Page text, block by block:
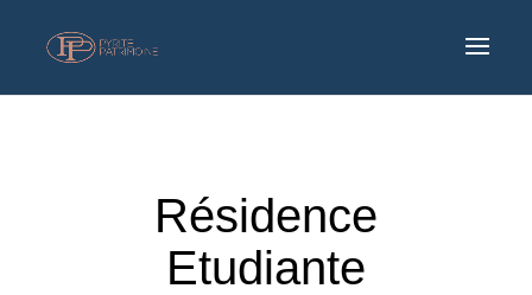
Résidence
Etudiante